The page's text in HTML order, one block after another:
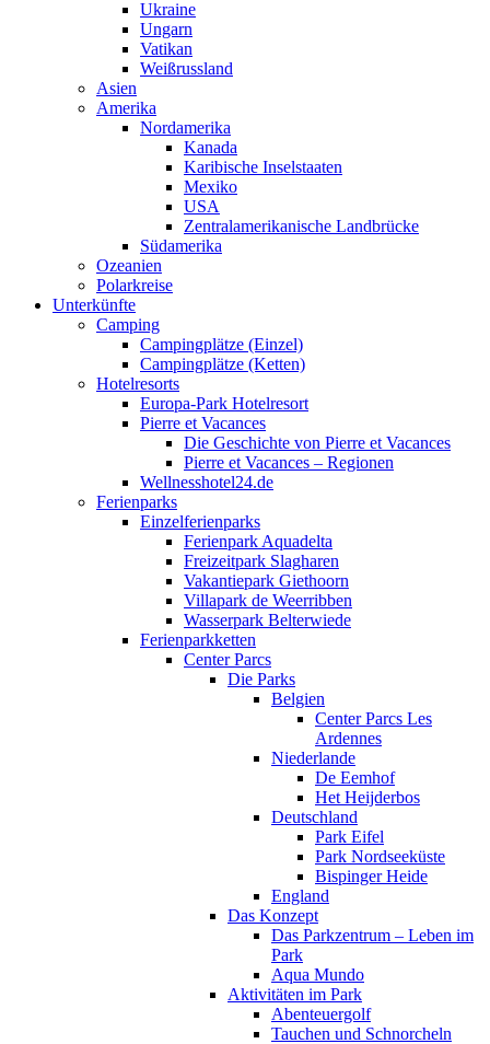
Ukraine
Ungarn
Vatikan
Weißrussland
Asien
Amerika
Nordamerika
Kanada
Karibische Inselstaaten
Mexiko
USA
Zentralamerikanische Landbrücke
Südamerika
Ozeanien
Polarkreise
Unterkünfte
Camping
Campingplätze (Einzel)
Campingplätze (Ketten)
Hotelresorts
Europa-Park Hotelresort
Pierre et Vacances
Die Geschichte von Pierre et Vacances
Pierre et Vacances – Regionen
Wellnesshotel24.de
Ferienparks
Einzelferienparks
Ferienpark Aquadelta
Freizeitpark Slagharen
Vakantiepark Giethoorn
Villapark de Weerribben
Wasserpark Belterwiede
Ferienparkketten
Center Parcs
Die Parks
Belgien
Center Parcs Les
Ardennes
Niederlande
De Eemhof
Het Heijderbos
Deutschland
Park Eifel
Park Nordseeküste
Bispinger Heide
England
Das Konzept
Das Parkzentrum – Leben im
Park
Aqua Mundo
Aktivitäten im Park
Abenteuergolf
Tauchen und Schnorcheln